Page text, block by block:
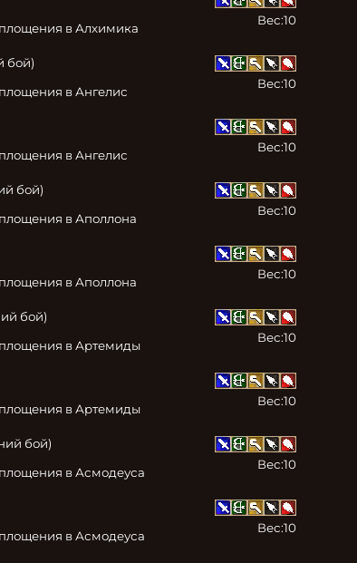
в Алхимика
Вес:10
бой)
в Ангелис
Вес:10
в Ангелис
Вес:10
бой)
в Аполлона
Вес:10
в Аполлона
Вес:10
бой)
в Артемиды
Вес:10
в Артемиды
Вес:10
бой)
в Асмодеуса
Вес:10
в Асмодеуса
Вес:10